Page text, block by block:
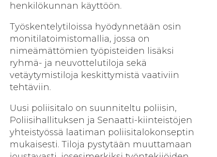
henkilökunnan käyttöön.
Työskentelytiloissa hyödynnetään osin
monitilatoimistomallia, jossa on
nimeämättömien työpisteiden lisäksi
ryhmä- ja neuvottelutiloja sekä
vetäytymistiloja keskittymistä vaativiin
tehtäviin.
Uusi poliisitalo on suunniteltu poliisin,
Poliisihallituksen ja Senaatti-kiinteistöjen
yhteistyössä laatiman poliisitalokonseptin
mukaisesti. Tiloja pystytään muuttamaan